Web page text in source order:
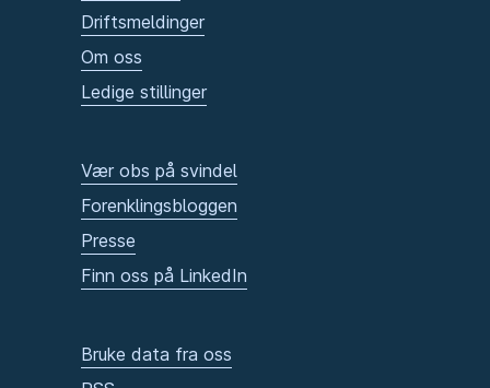
Driftsmeldinger
Om oss
Ledige stillinger
Vær obs på svindel
Forenklingsbloggen
Presse
Finn oss på LinkedIn
Bruke data fra oss